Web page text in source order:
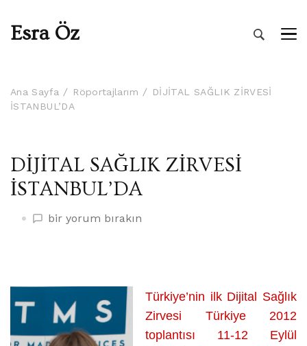
Esra Öz
Ana Sayfa Röportajlarım
DİJİTAL SAĞLIK ZİRVESİ
İSTANBUL’DA
DİJİTAL SAĞLIK ZİRVESİ
İSTANBUL’DA
DİJİTAL
üzerine
bir yorum bırakın
Türkiye’nin ilk Dijital Sağlık
Zirvesi Türkiye 2012
toplantısı 11-12 Eylül